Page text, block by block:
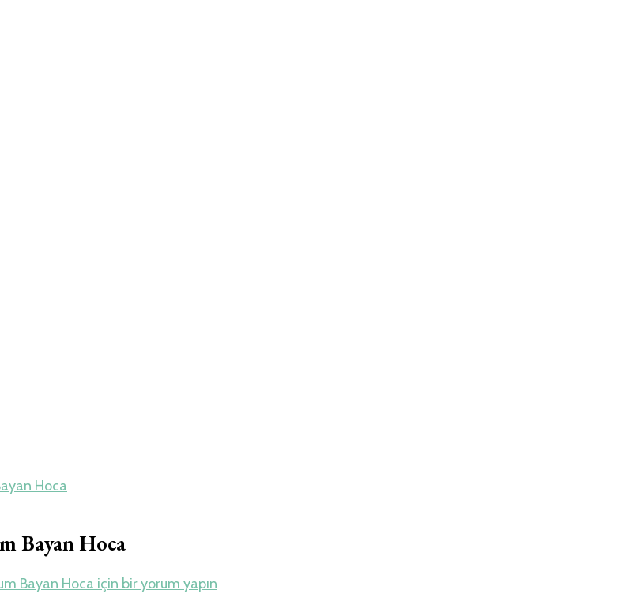
Hoca
Bayan Hoca
Bayan Hoca için bir yorum yapın